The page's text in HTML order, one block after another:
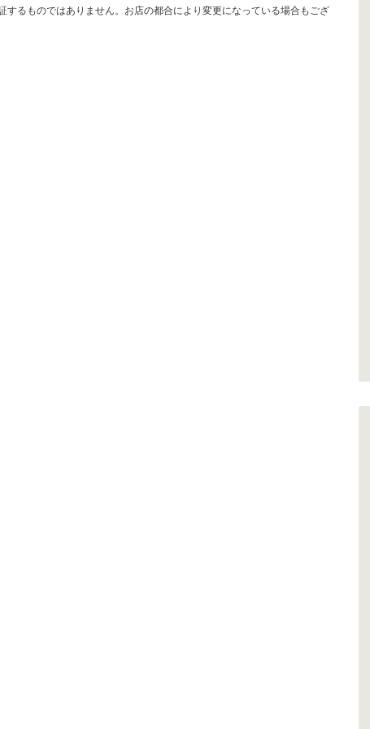
るものではありません。お店の都合により変更になっている場合もござ